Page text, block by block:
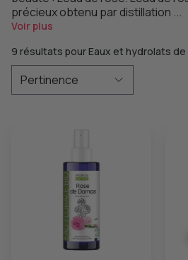
précieux obtenu par distillation ...
Voir plus
9 résultats pour Eaux et hydrolats